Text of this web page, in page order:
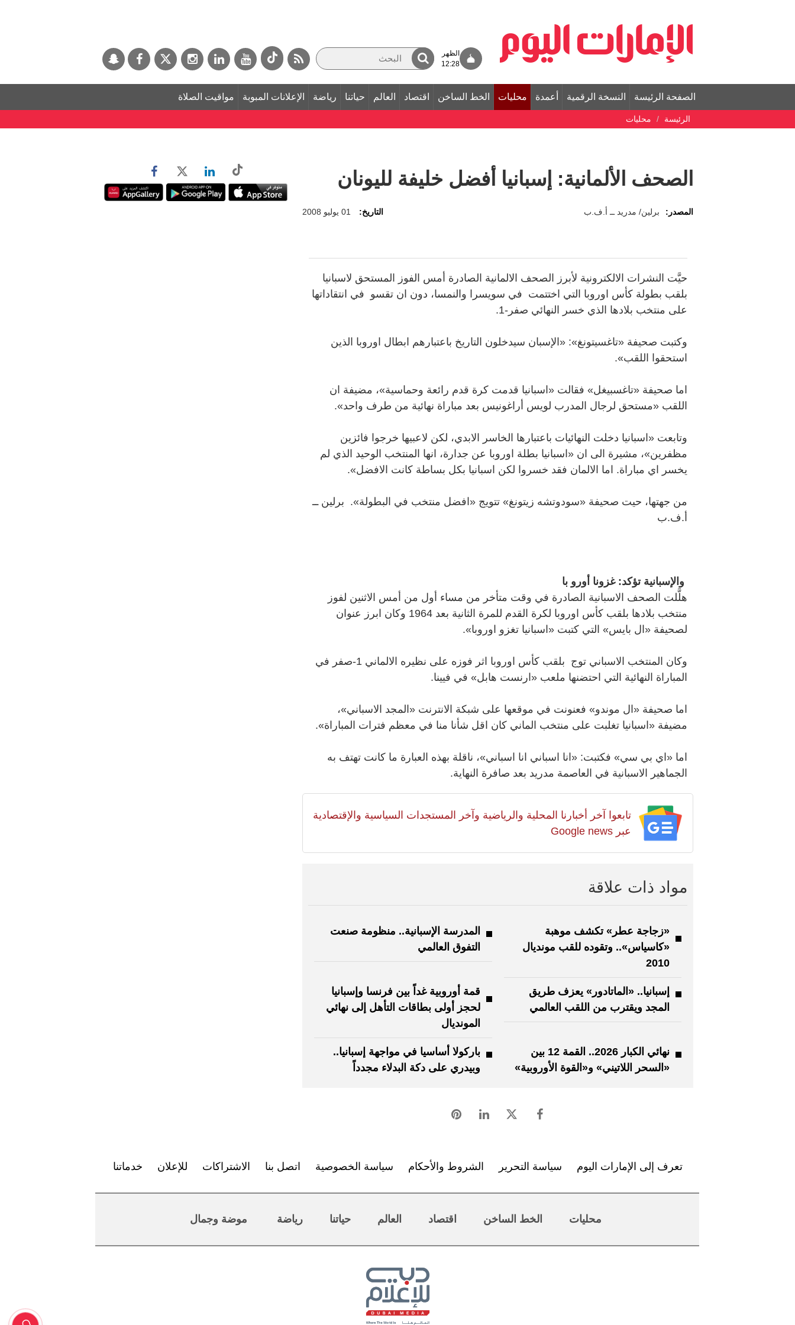
الظهر
12:28
الصفحة الرئيسة النسخة الرقمية أعمدة محليات الخط الساخن اقتصاد العالم حياتنا رياضة الإعلانات المبوبة مواقيت الصلاة
الرئيسة محليات
الصحف الألمانية: إسبانيا أفضل خليفة لليونان
المصدر: برلين/ مدريد ــ أ.ف.ب التاريخ: 01 يوليو 2008
حيَّت النشرات الالكترونية لأبرز الصحف الالمانية الصادرة أمس الفوز المستحق لاسبانيا
بلقب بطولة كأس اوروبا التي اختتمت في سويسرا والنمسا، دون ان تقسو في انتقاداتها
على منتخب بلادها الذي خسر النهائي صفر-1.
وكتبت صحيفة «تاغسيتونغ»: «الإسبان سيدخلون التاريخ باعتبارهم ابطال اوروبا الذين
استحقوا اللقب».
اما صحيفة «تاغسبيغل» فقالت «اسبانيا قدمت كرة قدم رائعة وحماسية»، مضيفة ان
اللقب «مستحق لرجال المدرب لويس أراغونيس بعد مباراة نهائية من طرف واحد».
وتابعت «اسبانيا دخلت النهائيات باعتبارها الخاسر الابدي، لكن لاعبيها خرجوا فائزين
مظفرين»، مشيرة الى ان «اسبانيا بطلة اوروبا عن جدارة، انها المنتخب الوحيد الذي لم
يخسر اي مباراة. اما الالمان فقد خسروا لكن اسبانيا بكل بساطة كانت الافضل».
من جهتها، حيت صحيفة «سودوتشه زيتونغ» تتويج «افضل منتخب في البطولة». برلين ــ
أ.ف.ب
والإسبانية تؤكد: غزونا أورو با
هلَّلت الصحف الاسبانية الصادرة في وقت متأخر من مساء أول من أمس الاثنين لفوز
منتخب بلادها بلقب كأس اوروبا لكرة القدم للمرة الثانية بعد 1964 وكان ابرز عنوان
لصحيفة «ال بايس» التي كتبت «اسبانيا تغزو اوروبا».
وكان المنتخب الاسباني توج بلقب كأس اوروبا اثر فوزه على نظيره الالماني 1-صفر في
المباراة النهائية التي احتضنها ملعب «ارنست هابل» في فيينا.
اما صحيفة «ال موندو» فعنونت في موقعها على شبكة الانترنت «المجد الاسباني»،
مضيفة «اسبانيا تغلبت على منتخب الماني كان اقل شأنا منا في معظم فترات المباراة».
اما «اي بي سي» فكتبت: «انا اسباني انا اسباني»، ناقلة بهذه العبارة ما كانت تهتف به
الجماهير الاسبانية في العاصمة مدريد بعد صافرة النهاية.
تابعوا آخر أخبارنا المحلية والرياضية وآخر المستجدات السياسية والإقتصادية
عبر Google news
مواد ذات علاقة
«زجاجة عطر» تكشف موهبة
«كاسياس».. وتقوده للقب مونديال
2010
المدرسة الإسبانية.. منظومة صنعت
التفوق العالمي
إسبانيا.. «الماتادور» يعزف طريق
المجد ويقترب من اللقب العالمي
قمة أوروبية غداً بين فرنسا وإسبانيا
لحجز أولى بطاقات التأهل إلى نهائي
المونديال
نهائي الكبار 2026.. القمة 12 بين
«السحر اللاتيني» و«القوة الأوروبية»
باركولا أساسيا في مواجهة إسبانيا..
وبيدري على دكة البدلاء مجدداً
تعرف إلى الإمارات اليوم سياسة التحرير الشروط والأحكام سياسة الخصوصية اتصل بنا الاشتراكات للإعلان خدماتنا
محليات الخط الساخن اقتصاد العالم حياتنا رياضة موضة وجمال